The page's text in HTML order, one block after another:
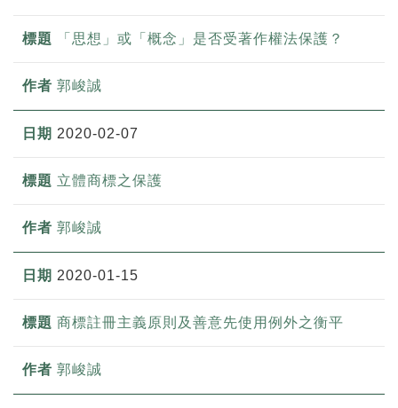
「思想」或「概念」是否受著作權法保護？
郭峻誠
2020-02-07
立體商標之保護
郭峻誠
2020-01-15
商標註冊主義原則及善意先使用例外之衡平
郭峻誠